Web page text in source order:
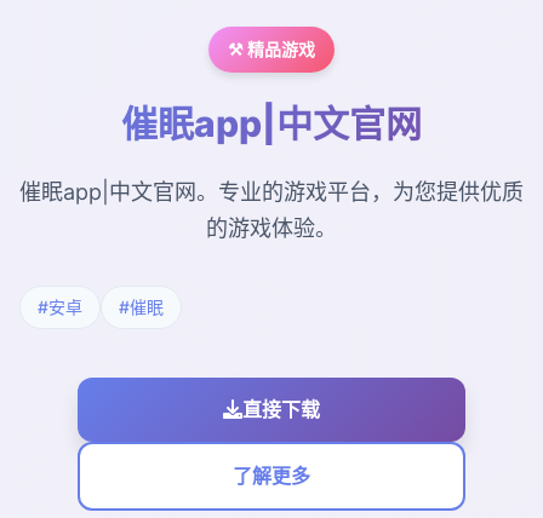
⚒️ 精品游戏
催眠app|中文官网
催眠app|中文官网。专业的游戏平台，为您提供优质
的游戏体验。
#安卓 #催眠
直接下载
了解更多